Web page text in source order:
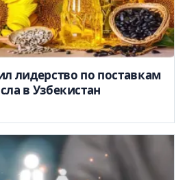
лидерство по поставкам
в Узбекистан